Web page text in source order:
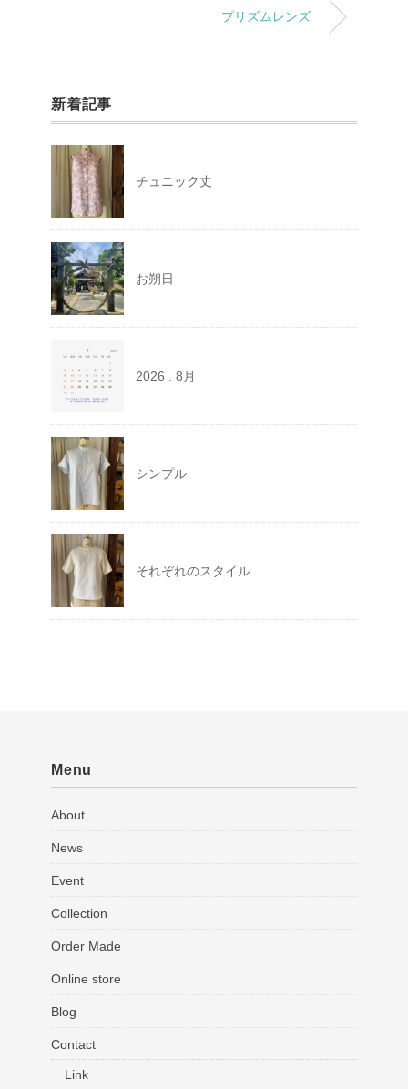
プリズムレンズ
新着記事
チュニック丈
お朔日
2026 . 8月
シンプル
それぞれのスタイル
Menu
About
News
Event
Collection
Order Made
Online store
Blog
Contact
Link